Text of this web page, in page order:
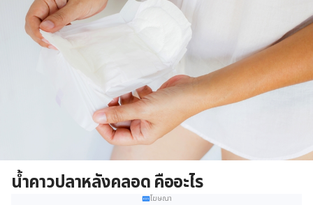
น้ำคาวปลาหลังคลอด คืออะไร
โฆษณา